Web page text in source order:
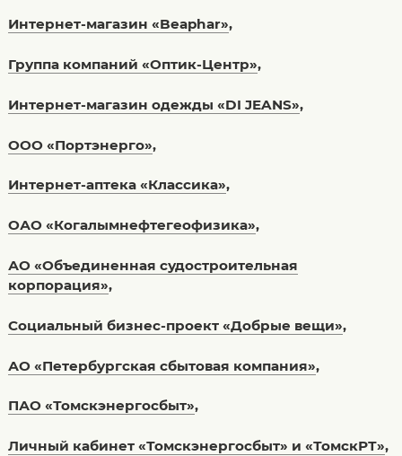
Интернет-магазин «Beaphar»,
Группа компаний «Оптик-Центр»,
Интернет-магазин одежды «DI JEANS»,
ООО «Портэнерго»,
Интернет-аптека «Классика»,
ОАО «Когалымнефтегеофизика»,
АО «Объединенная судостроительная
корпорация»,
Социальный бизнес-проект «Добрые вещи»,
АО «Петербургская сбытовая компания»,
ПАО «Томскэнергосбыт»,
Личный кабинет «Томскэнергосбыт» и «ТомскРТ»,